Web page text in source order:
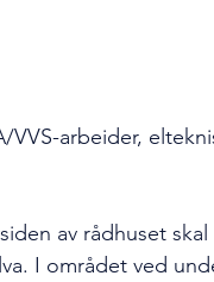
VVS-arbeider,
av rådhuset
I området ved